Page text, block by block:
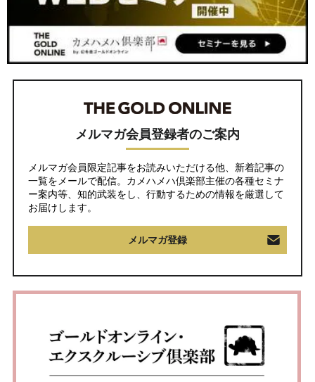
メルマガ会員登録者のご案内
メルマガ会員限定記事をお読みいただける他、新着記事の
一覧をメールで配信。カメハメハ倶楽部主催の各種セミナ
ー案内等、知的武装をし、行動するための情報を厳選して
お届けします。
メルマガ登録